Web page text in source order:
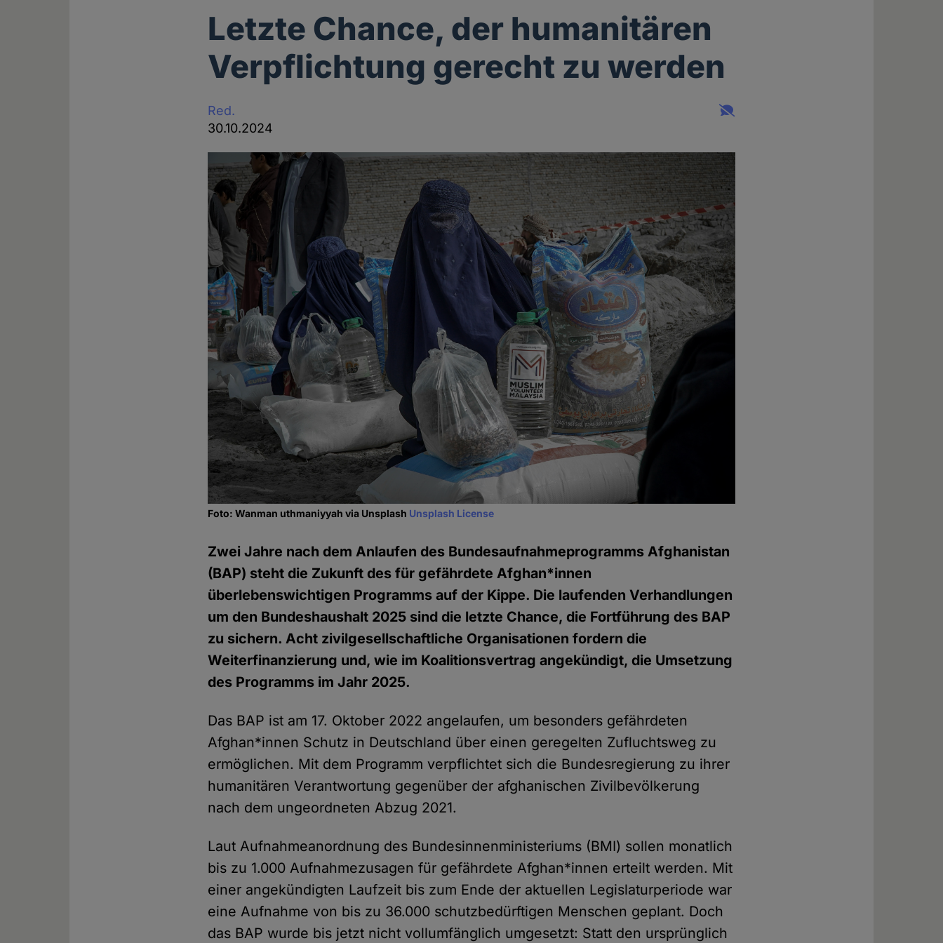
Letzte Chance, der humanitären
Verpflichtung gerecht zu werden
Red.
30.10.2024
Foto: Wanman uthmaniyyah via Unsplash Unsplash License
Zwei Jahre nach dem Anlaufen des Bundesaufnahmeprogramms Afghanistan
(BAP) steht die Zukunft des für gefährdete Afghan*innen
überlebenswichtigen Programms auf der Kippe. Die laufenden Verhandlungen
um den Bundeshaushalt 2025 sind die letzte Chance, die Fortführung des BAP
zu sichern. Acht zivilgesellschaftliche Organisationen fordern die
Weiterfinanzierung und, wie im Koalitionsvertrag angekündigt, die Umsetzung
des Programms im Jahr 2025.
Das BAP ist am 17. Oktober 2022 angelaufen, um besonders gefährdeten
Afghan*innen Schutz in Deutschland über einen geregelten Zufluchtsweg zu
ermöglichen. Mit dem Programm verpflichtet sich die Bundesregierung zu ihrer
humanitären Verantwortung gegenüber der afghanischen Zivilbevölkerung
nach dem ungeordneten Abzug 2021.
Laut Aufnahmeanordnung des Bundesinnenministeriums (BMI) sollen monatlich
bis zu 1.000 Aufnahmezusagen für gefährdete Afghan*innen erteilt werden. Mit
einer angekündigten Laufzeit bis zum Ende der aktuellen Legislaturperiode war
eine Aufnahme von bis zu 36.000 schutzbedürftigen Menschen geplant. Doch
das BAP wurde bis jetzt nicht vollumfänglich umgesetzt: Statt den ursprünglich